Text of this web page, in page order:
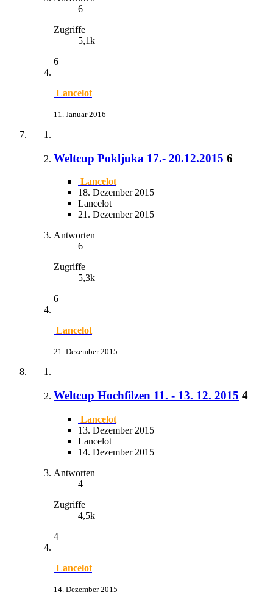
6
Zugriffe
5,1k
6
Lancelot
11. Januar 2016
Weltcup Pokljuka 17.- 20.12.2015 6
Lancelot
18. Dezember 2015
Lancelot
21. Dezember 2015
Antworten
6
Zugriffe
5,3k
6
Lancelot
21. Dezember 2015
Weltcup Hochfilzen 11. - 13. 12. 2015 4
Lancelot
13. Dezember 2015
Lancelot
14. Dezember 2015
Antworten
4
Zugriffe
4,5k
4
Lancelot
14. Dezember 2015